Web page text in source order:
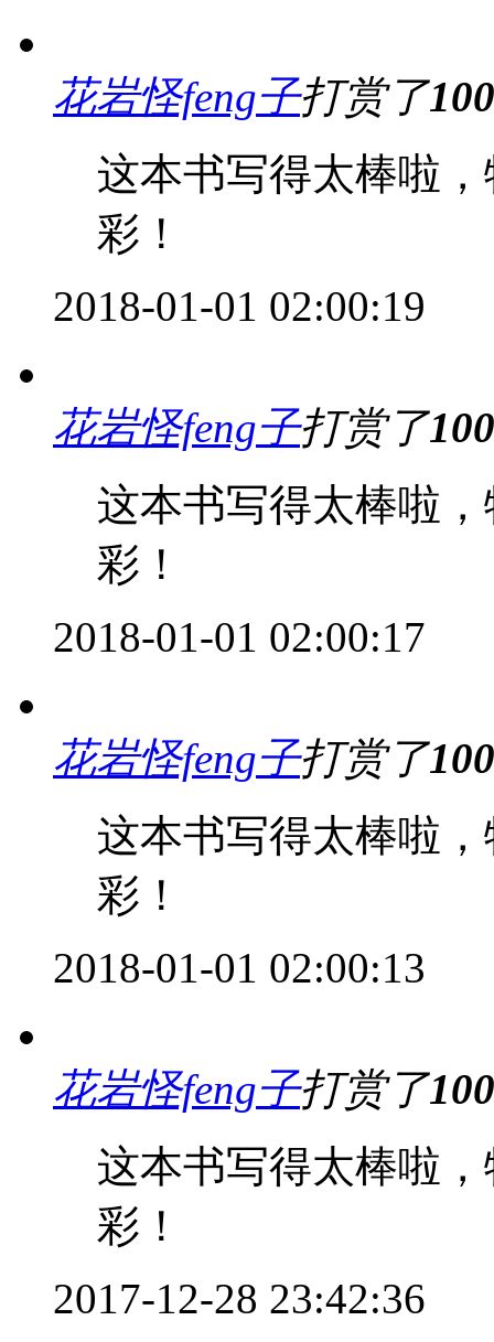
花岩怪feng子打赏了100
这本书写得太棒啦
彩！
2018-01-01 02:00:19
花岩怪feng子打赏了100
这本书写得太棒啦
彩！
2018-01-01 02:00:17
花岩怪feng子打赏了100
这本书写得太棒啦
彩！
2018-01-01 02:00:13
花岩怪feng子打赏了100
这本书写得太棒啦
彩！
2017-12-28 23:42:36